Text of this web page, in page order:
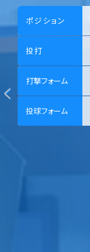
ポジション
投打
打撃フォーム
投球フォーム